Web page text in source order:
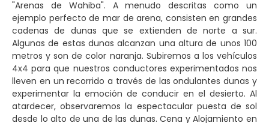
"Arenas de Wahiba". A menudo descritas como un
ejemplo perfecto de mar de arena, consisten en grandes
cadenas de dunas que se extienden de norte a sur.
Algunas de estas dunas alcanzan una altura de unos 100
metros y son de color naranja. Subiremos a los vehículos
4x4 para que nuestros conductores experimentados nos
lleven en un recorrido a través de las ondulantes dunas y
experimentar la emoción de conducir en el desierto. Al
atardecer, observaremos la espectacular puesta de sol
desde lo alto de una de las dunas. Cena y Alojamiento en